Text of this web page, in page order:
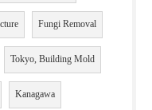
Fungi Removal
Tokyo, Building Mold
Kanagawa